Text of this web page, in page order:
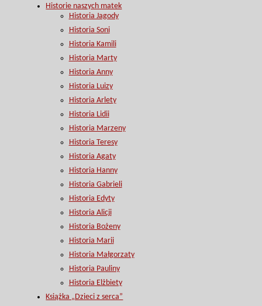
Historie naszych matek
Historia Jagody
Historia Soni
Historia Kamili
Historia Marty
Historia Anny
Historia Luizy
Historia Arlety
Historia Lidii
Historia Marzeny
Historia Teresy
Historia Agaty
Historia Hanny
Historia Gabrieli
Historia Edyty
Historia Alicji
Historia Bożeny
Historia Marii
Historia Małgorzaty
Historia Pauliny
Historia Elżbiety
Książka „Dzieci z serca”